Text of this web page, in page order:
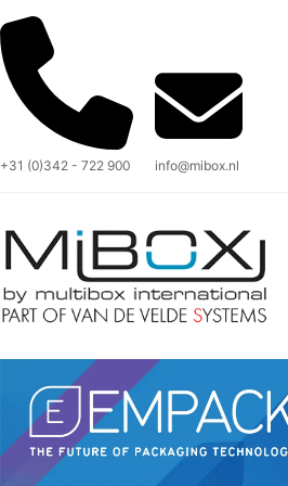
+31 (0)342 - 722 900 info@mibox.nl